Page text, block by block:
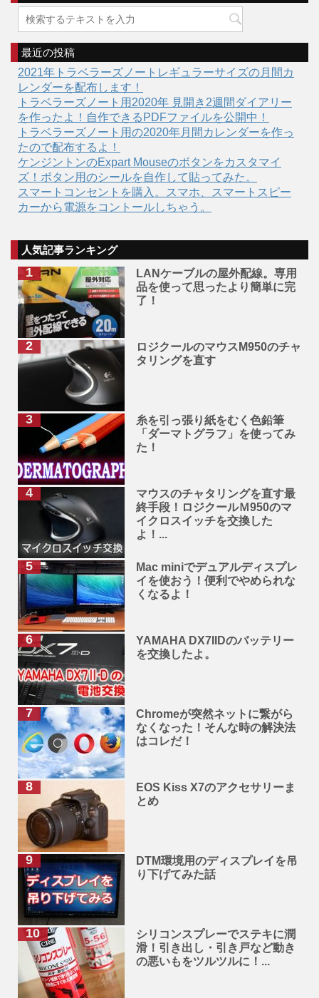
最近の投稿
2021年トラベラーズノートレギュラーサイズの月間カ
レンダーを配布します！
トラベラーズノート用2020年 見開き2週間ダイアリー
を作ったよ！自作できるPDFファイルを公開中！
トラベラーズノート用の2020年月間カレンダーを作っ
たので配布するよ！
ケンジントンのExpart Mouseのボタンをカスタマイ
ズ！ボタン用のシールを自作して貼ってみた。
スマートコンセントを購入。スマホ、スマートスピー
カーから電源をコントールしちゃう。
人気記事ランキング
LANケーブルの屋外配線。専用
品を使って思ったより簡単に完
了！
ロジクールのマウスM950のチャ
タリングを直す
糸を引っ張り紙をむく色鉛筆
「ダーマトグラフ」を使ってみ
た！
マウスのチャタリングを直す最
終手段！ロジクールＭ950のマ
イクロスイッチを交換した
よ！...
Mac miniでデュアルディスプレ
イを使おう！便利でやめられな
くなるよ！
YAMAHA DX7IIDのバッテリー
を交換したよ。
Chromeが突然ネットに繋がら
なくなった！そんな時の解決法
はコレだ！
EOS Kiss X7のアクセサリーま
とめ
DTM環境用のディスプレイを吊
り下げてみた話
シリコンスプレーでステキに潤
滑！引き出し・引き戸など動き
の悪いもをツルツルに！...